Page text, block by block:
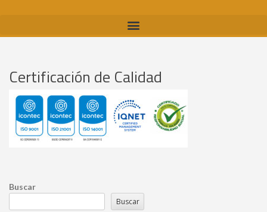
Certificación de Calidad
Buscar
Buscar